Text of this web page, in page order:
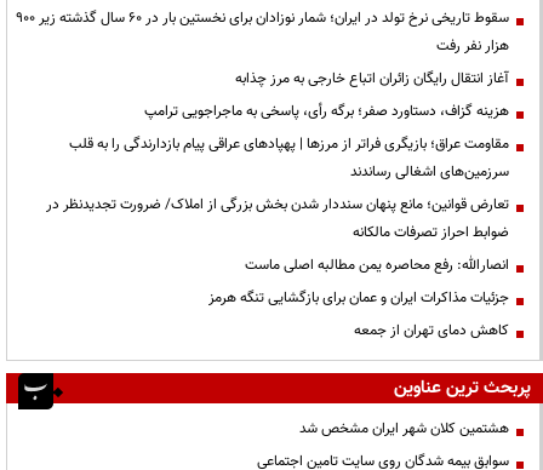
سقوط تاریخی نرخ تولد در ایران؛ شمار نوزادان برای نخستین بار در ۶۰ سال گذشته زیر ۹۰۰
هزار نفر رفت
آغاز انتقال رایگان زائران اتباع خارجی به مرز چذابه
هزینه گزاف، دستاورد صفر؛ برگه رأی، پاسخی به ماجراجویی ترامپ
مقاومت عراق؛ بازیگری فراتر از مرزها | پهپادهای عراقی پیام بازدارندگی را به قلب
سرزمین‌های اشغالی رساندند
تعارض قوانین؛ مانع پنهان سنددار شدن بخش بزرگی از املاک/ ضرورت تجدیدنظر در
ضوابط احراز تصرفات مالکانه
انصارالله: رفع محاصره یمن مطالبه اصلی ماست
جزئیات مذاکرات ایران و عمان برای بازگشایی تنگه هرمز
کاهش دمای تهران از جمعه
پربحث ترین عناوین
هشتمین کلان شهر ایران مشخص شد
سوابق بیمه شدگان روی سایت تامین اجتماعی